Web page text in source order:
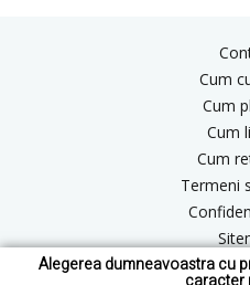
Alegerea dumneavoastra cu
Cum
Cum
Cum
Cum
Termeni